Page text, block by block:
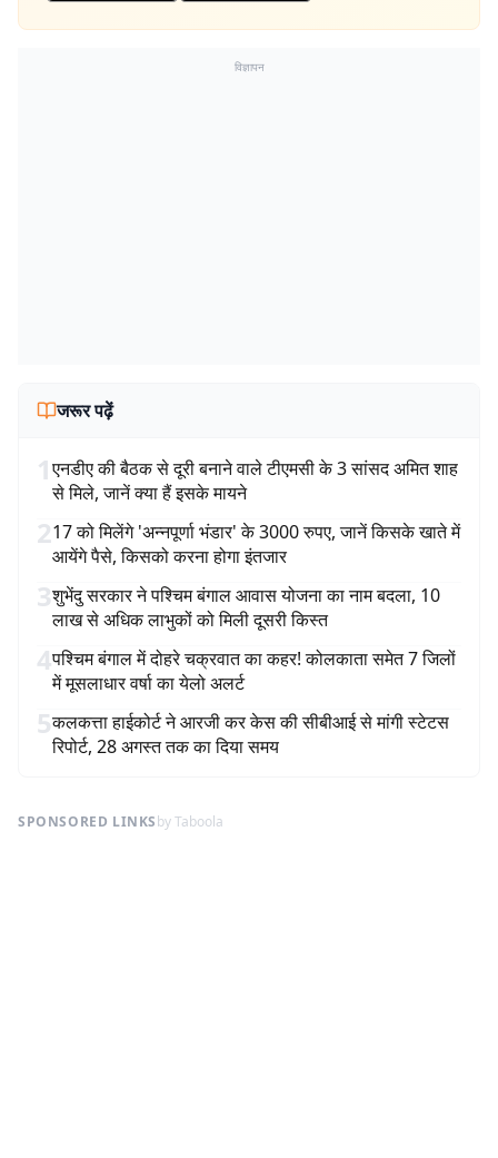
विज्ञापन
जरूर पढ़ें
1एनडीए की बैठक से दूरी बनाने वाले टीएमसी के 3 सांसद अमित शाह
से मिले, जानें क्या हैं इसके मायने
217 को मिलेंगे 'अन्नपूर्णा भंडार' के 3000 रुपए, जानें किसके खाते में
आयेंगे पैसे, किसको करना होगा इंतजार
3शुभेंदु सरकार ने पश्चिम बंगाल आवास योजना का नाम बदला, 10
लाख से अधिक लाभुकों को मिली दूसरी किस्त
4पश्चिम बंगाल में दोहरे चक्रवात का कहर! कोलकाता समेत 7 जिलों
में मूसलाधार वर्षा का येलो अलर्ट
5कलकत्ता हाईकोर्ट ने आरजी कर केस की सीबीआई से मांगी स्टेटस
रिपोर्ट, 28 अगस्त तक का दिया समय
SPONSORED LINKSby Taboola